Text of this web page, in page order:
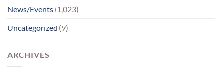
વર્ષોની
News/Events (1,023)
Uncategorized (9)
ARCHIVES